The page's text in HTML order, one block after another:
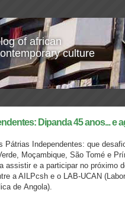
of african
culture
Dipanda 45 anos... e
Pátrias Independentes: que
Moçambique, São Tomé e
e a participar no próximo
a AILPcsh e o LAB-UCAN
de Angola).